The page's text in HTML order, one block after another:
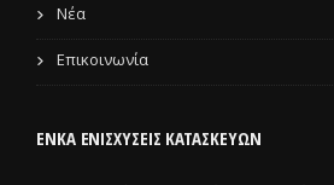
Νέα
Επικοινωνία
ΕΝΚΑ ΕΝΙΣΧΎΣΕΙΣ ΚΑΤΑΣΚΕΥΏΝ